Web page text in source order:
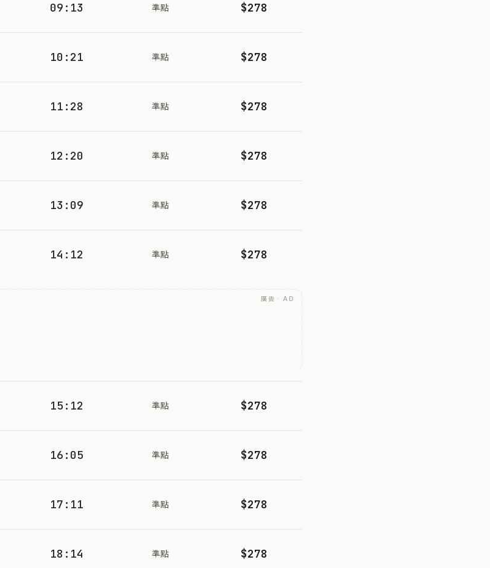
09:13 準點 $278
10:21 準點 $278
11:28 準點 $278
12:20 準點 $278
13:09 準點 $278
14:12 準點 $278
廣告 · AD
15:12 準點 $278
16:05 準點 $278
17:11 準點 $278
18:14 準點 $278